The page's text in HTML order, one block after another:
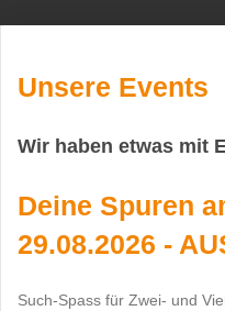
Unsere Events
Wir haben etwas mit
Deine Spuren
29.08.2026 -
Such-Spass für Zwei- und